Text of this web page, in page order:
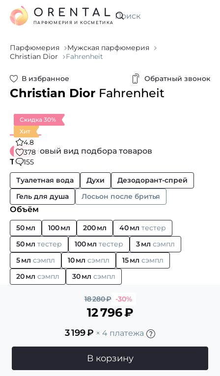
Искать
ORENTAL
ПАРФЮМЕРИЯ И КОСМЕТИКА
Парфюмерия
Мужская парфюмерия
Christian Dior
Fahrenheit
В избранное Обратный звонок
Christian Dior Fahrenheit
Скидка 30%
Хит
4.8
378
155
Новый вид подбора товаров
Тип
Туалетная вода Духи
Дезодорант-спрей
Гель для душа
Лосьон после бритья
Объём
50 мл 100 мл 200 мл 40 мл тестер
50 мл тестер 100 мл тестер 3 мл сэмпл
5 мл сэмпл 10 мл сэмпл 15 мл сэмпл
20 мл сэмпл 30 мл сэмпл
18 280₽ -30%
12 796₽
3 199₽ × 4 платежа
В корзину